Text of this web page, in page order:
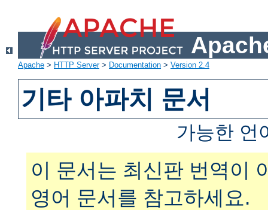
Apache > HTTP Server> Documentation > Version 2.4
기타 아파치 문서
가능한 언
이 문서는 최신판 번역이
영어 문서를 참고하세요.